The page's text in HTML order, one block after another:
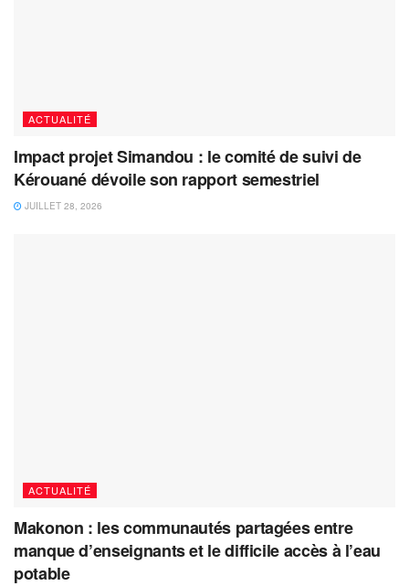
ACTUALITÉ
Impact projet Simandou : le comité de suivi de
Kérouané dévoile son rapport semestriel
JUILLET 28, 2026
ACTUALITÉ
Makonon : les communautés partagées entre
manque d’enseignants et le difficile accès à l’eau
potable